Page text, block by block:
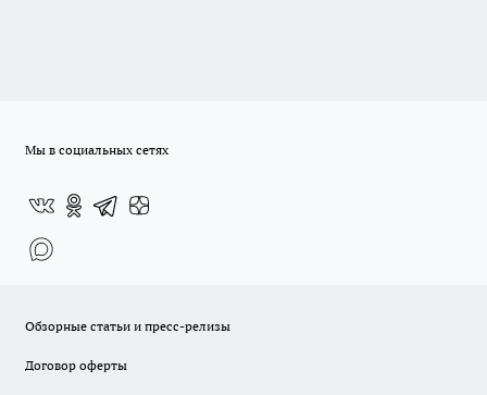
Мы в социальных сетях
Обзорные статьи и пресс-релизы
Договор оферты